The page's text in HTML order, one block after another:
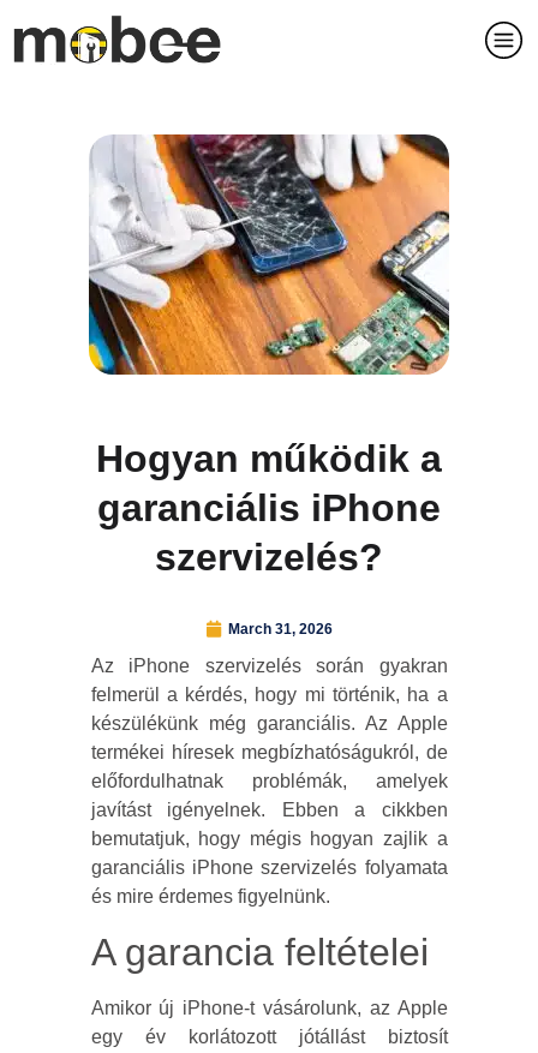
Hogyan működik a
garanciális iPhone
szervizelés?
March 31, 2026
Az iPhone szervizelés során gyakran
felmerül a kérdés, hogy mi történik, ha a
készülékünk még garanciális. Az Apple
termékei híresek megbízhatóságukról, de
előfordulhatnak problémák, amelyek
javítást igényelnek. Ebben a cikkben
bemutatjuk, hogy mégis hogyan zajlik a
garanciális iPhone szervizelés folyamata
és mire érdemes figyelnünk.
A garancia feltételei
Amikor új iPhone-t vásárolunk, az Apple
egy év korlátozott jótállást biztosít